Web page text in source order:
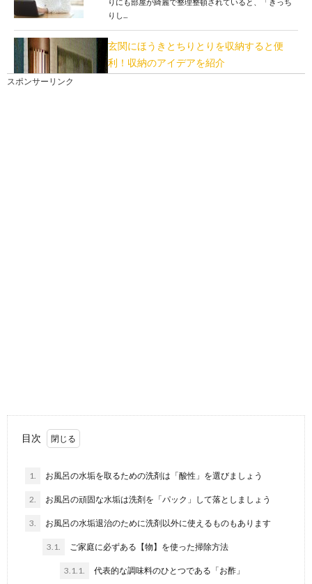
りし...
玄関にほうきとちりとりを収納すると便
利！収納のアイデアを紹介
スポンサーリンク
目次
1. お風呂の水垢を取るための洗剤は「酸性」を選びましょう
2. お風呂の頑固な水垢は洗剤を「パック」して落としましょう
3. お風呂の水垢退治のために洗剤以外に使えるものもあります
3.1. ご家庭に必ずある【物】を使った掃除方法
3.1.1. 代表的な調味料のひとつである「お酢」